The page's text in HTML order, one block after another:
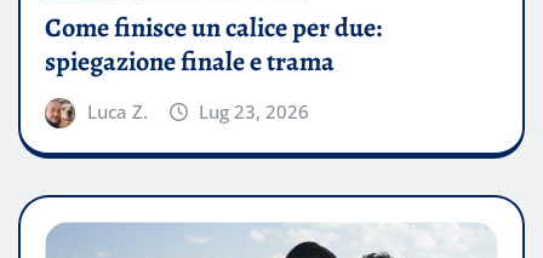
Come finisce un calice per due:
spiegazione finale e trama
Luca Z. Lug 23, 2026